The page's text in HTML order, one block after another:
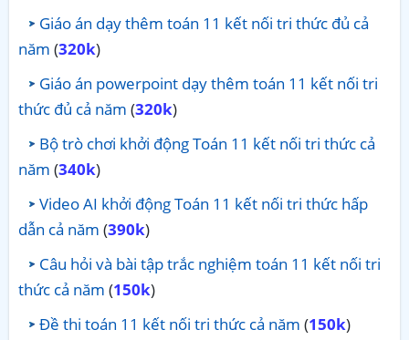
Giáo án dạy thêm toán 11 kết nối tri thức đủ cả
năm (320k)
Giáo án powerpoint dạy thêm toán 11 kết nối tri
thức đủ cả năm (320k)
Bộ trò chơi khởi động Toán 11 kết nối tri thức cả
năm (340k)
Video AI khởi động Toán 11 kết nối tri thức hấp
dẫn cả năm (390k)
Câu hỏi và bài tập trắc nghiệm toán 11 kết nối tri
thức cả năm (150k)
Đề thi toán 11 kết nối tri thức cả năm (150k)